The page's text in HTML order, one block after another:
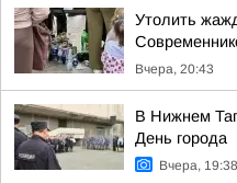
Утолить
Вчера, 20:43
В Нижнем
День города
Вчера, 19:38